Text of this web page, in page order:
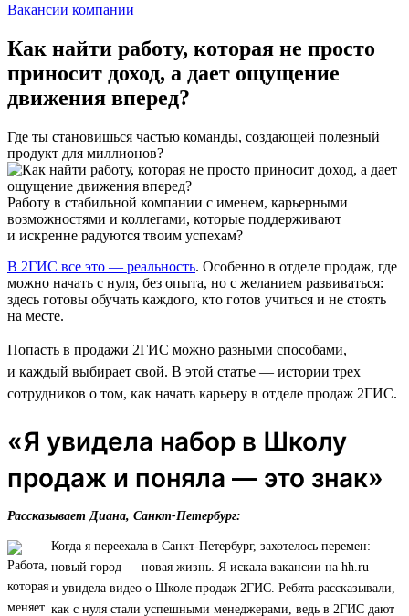
Вакансии компании
Как найти работу, которая не просто
приносит доход, а дает ощущение
движения вперед?
Где ты становишься частью команды, создающей полезный
продукт для миллионов?
Работу в стабильной компании с именем, карьерными
возможностями и коллегами, которые поддерживают
и искренне радуются твоим успехам?
В 2ГИС все это — реальность. Особенно в отделе продаж, где
можно начать с нуля, без опыта, но с желанием развиваться:
здесь готовы обучать каждого, кто готов учиться и не стоять
на месте.
Попасть в продажи 2ГИС можно разными способами,
и каждый выбирает свой. В этой статье — истории трех
сотрудников о том, как начать карьеру в отделе продаж 2ГИС.
«Я увидела набор в Школу
продаж и поняла — это знак»
Рассказывает Диана, Санкт-Петербург:
Когда я переехала в Санкт-Петербург, захотелось перемен:
новый город — новая жизнь. Я искала вакансии на hh.ru
и увидела видео о Школе продаж 2ГИС. Ребята рассказывали,
как с нуля стали успешными менеджерами, ведь в 2ГИС дают